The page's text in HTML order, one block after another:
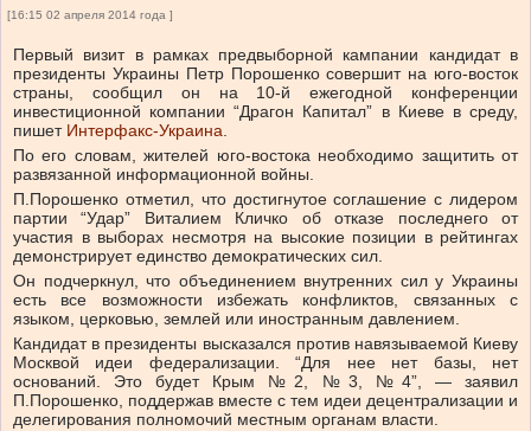
[16:15 02 апреля 2014 года ]
Первый визит в рамках предвыборной кампании кандидат в
президенты Украины Петр Порошенко совершит на юго-восток
страны, сообщил он на 10-й ежегодной конференции
инвестиционной компании “Драгон Капитал” в Киеве в среду,
пишет Интерфакс-Украина.
По его словам, жителей юго-востока необходимо защитить от
развязанной информационной войны.
П.Порошенко отметил, что достигнутое соглашение с лидером
партии “Удар” Виталием Кличко об отказе последнего от
участия в выборах несмотря на высокие позиции в рейтингах
демонстрирует единство демократических сил.
Он подчеркнул, что объединением внутренних сил у Украины
есть все возможности избежать конфликтов, связанных с
языком, церковью, землей или иностранным давлением.
Кандидат в президенты высказался против навязываемой Киеву
Москвой идеи федерализации. “Для нее нет базы, нет
оснований. Это будет Крым №2, №3, №4”, — заявил
П.Порошенко, поддержав вместе с тем идеи децентрализации и
делегирования полномочий местным органам власти.